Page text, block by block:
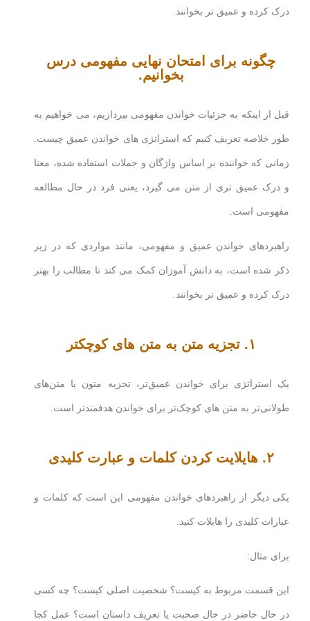
درک کرده و عمیق تر بخوانند.
چگونه برای امتحان نهایی مفهومی درس
بخوانیم.
قبل از اینکه به جزئیات خواندن مفهومی بپردازیم، می خواهیم به
طور خلاصه تعریف کنیم که استراتژی های خواندن عمیق چیست.
زمانی که خواننده بر اساس واژگان و جملات استفاده شده، معنا
و درک عمیق تری از متن می گیرد، یعنی فرد در حال مطالعه
مفهومی است.
راهبردهای خواندن عمیق و مفهومی، مانند مواردی که در زیر
ذکر شده است، به دانش آموزان کمک می کند تا مطالب را بهتر
درک کرده و عمیق تر بخوانند.
۱. تجزیه متن به متن های کوچکتر
یک استراتژی برای خواندن عمیق‌تر، تجزیه متون یا متن‌های
طولانی‌تر به متن های کوچک‌تر برای خواندن هدفمندتر است.
۲. هایلایت کردن کلمات و عبارت کلیدی
یکی دیگر از راهبردهای خواندن مفهومی این است که کلمات و
عبارات کلیدی را هایلات کنید.
برای مثال:
این قسمت مربوط به کیست؟ شخصیت اصلی کیست؟ چه کسی
در حال حاضر در حال صحبت یا تعریف داستان است؟ عمل کجا